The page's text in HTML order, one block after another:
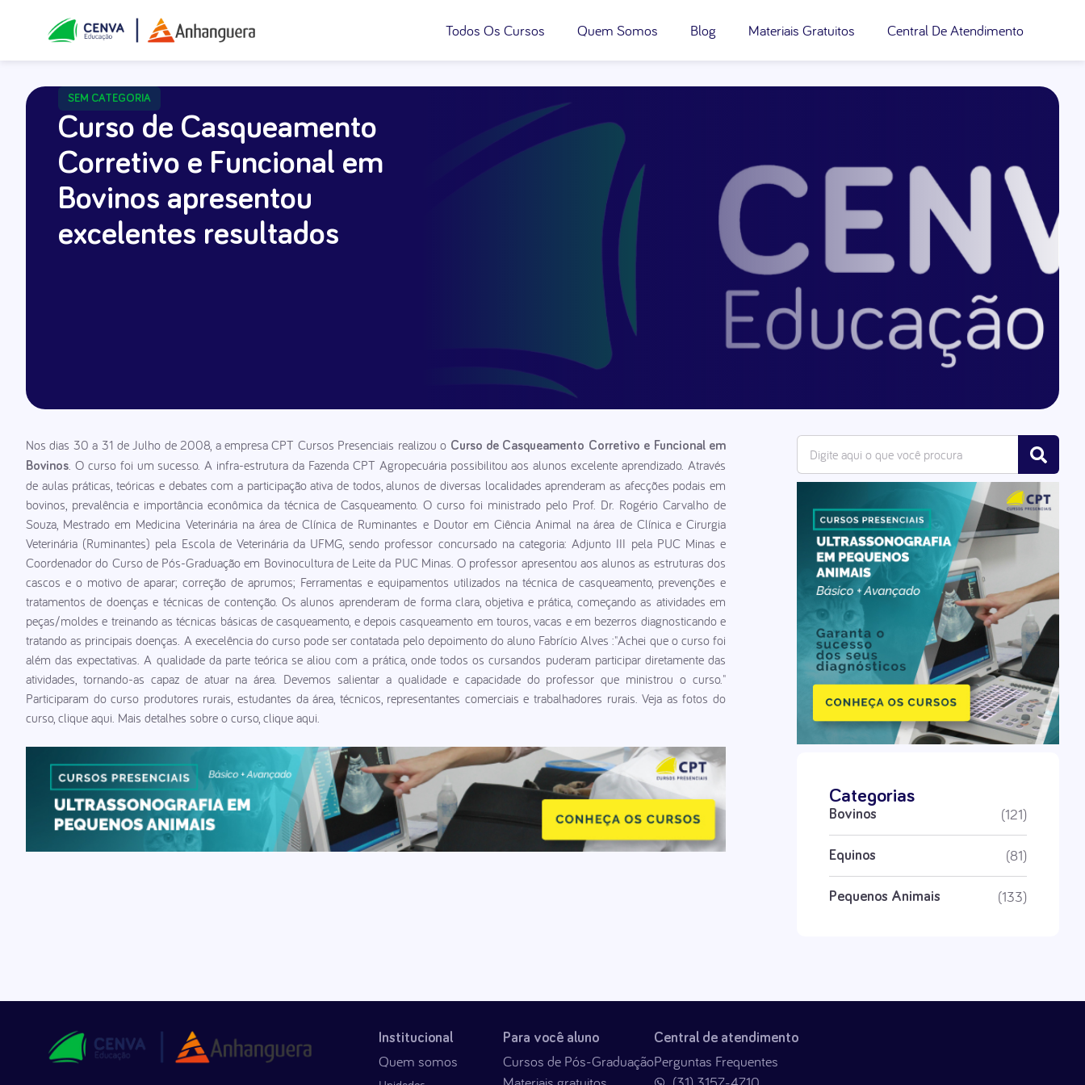
Todos Os Cursos Quem Somos Blog Materiais Gratuitos Central De Atendimento
SEM CATEGORIA
Curso de Casqueamento
Corretivo e Funcional em
Bovinos apresentou
excelentes resultados
Nos dias 30 a 31 de Julho de 2008, a empresa CPT Cursos Presenciais realizou o Curso de Casqueamento Corretivo e Funcional em
Bovinos. O curso foi um sucesso. A infra-estrutura da Fazenda CPT Agropecuária possibilitou aos alunos excelente aprendizado. Através
de aulas práticas, teóricas e debates com a participação ativa de todos, alunos de diversas localidades aprenderam as afecções podais em
bovinos, prevalência e importância econômica da técnica de Casqueamento. O curso foi ministrado pelo Prof. Dr. Rogério Carvalho de
Souza, Mestrado em Medicina Veterinária na área de Clínica de Ruminantes e Doutor em Ciência Animal na área de Clínica e Cirurgia
Veterinária (Ruminantes) pela Escola de Veterinária da UFMG, sendo professor concursado na categoria: Adjunto III pela PUC Minas e
Coordenador do Curso de Pós-Graduação em Bovinocultura de Leite da PUC Minas. O professor apresentou aos alunos as estruturas dos
cascos e o motivo de aparar; correção de aprumos; Ferramentas e equipamentos utilizados na técnica de casqueamento, prevenções e
tratamentos de doenças e técnicas de contenção. Os alunos aprenderam de forma clara, objetiva e prática, começando as atividades em
peças/moldes e treinando as técnicas básicas de casqueamento, e depois casqueamento em touros, vacas e em bezerros diagnosticando e
tratando as principais doenças. A execelência do curso pode ser contatada pelo depoimento do aluno Fabrício Alves :"Achei que o curso foi
além das expectativas. A qualidade da parte teórica se aliou com a prática, onde todos os cursandos puderam participar diretamente das
atividades, tornando-as capaz de atuar na área. Devemos salientar a qualidade e capacidade do professor que ministrou o curso."
Participaram do curso produtores rurais, estudantes da área, técnicos, representantes comerciais e trabalhadores rurais. Veja as fotos do
curso, clique aqui. Mais detalhes sobre o curso, clique aqui.
Categorias
Bovinos (121)
Equinos (81)
Pequenos Animais (133)
Institucional
Quem somos
Para você aluno
Cursos de Pós-Graduação
Central de atendimento
Perguntas Frequentes